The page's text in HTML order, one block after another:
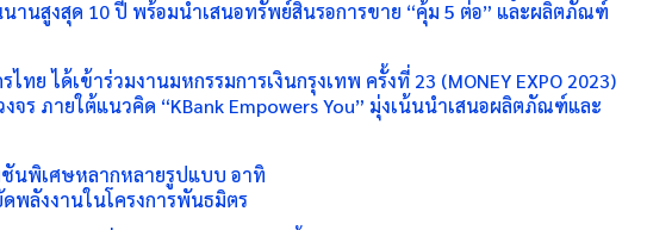
นานสูงสุด 10 ปี พร้อมนำเสนอทรัพย์สินรอการขาย “คุ้ม 5 ต่อ” และผลิตภัณฑ์
ได้เข้าร่วมงานมหกรรมการเงินกรุงเทพ ครั้งที่ 23 (MONEY EXPO 2023)
ร ภายใต้แนวคิด “KBank Empowers You” มุ่งเน้นนำเสนอผลิตภัณฑ์และ
ชันพิเศษหลากหลายรูปแบบ อาทิ
พลังงานในโครงการพันธมิตร